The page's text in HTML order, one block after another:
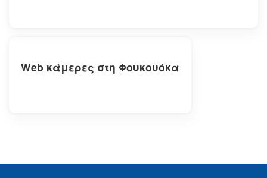
Web κάμερες στη Φουκουόκα